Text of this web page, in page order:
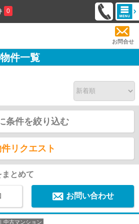
0
お問合せ
件一覧
条件を絞り込む
リクエスト
とめて
お問い合わせ
中古マンション